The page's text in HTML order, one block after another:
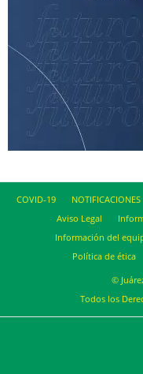
COVID-19 NOTIFICACIONES
Aviso Legal
Información del
Política de ética
©
Todos los